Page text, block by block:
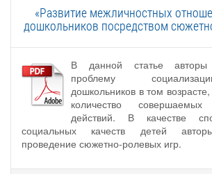
«Развитие межличностных
дошкольников посредством
В данной статье авторы
проблему
дошкольников в том возрасте,
количество совершаемых
действий. В качестве
социальных качеств детей
проведение сюжетно-ролевых игр.